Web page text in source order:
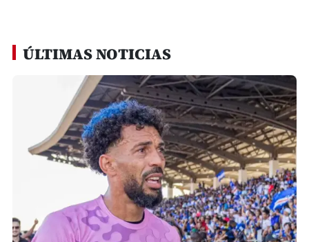
ÚLTIMAS NOTICIAS